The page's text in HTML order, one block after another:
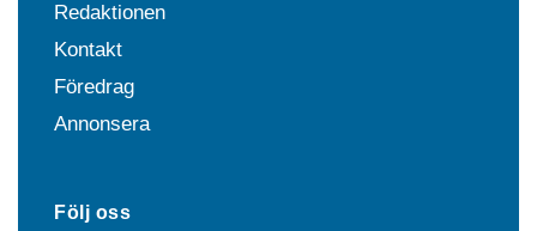
Redaktionen
Kontakt
Föredrag
Annonsera
Följ oss